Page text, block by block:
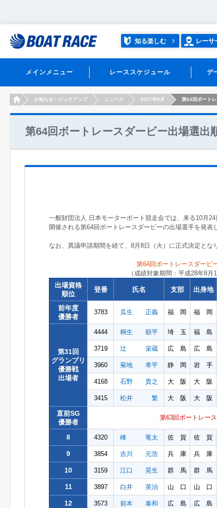
知る楽しむ レーサ
メインメニュー レーススケジュール デ
HOMEお知らせ：ピックアップ ニュース 2017年8月 第64回ボート
第64回ボートレースダービー出場選出
一般財団法人 日本モーターボート競走会では、来る10月
開催される第64回ボートレースダービーの出場選手を発表
なお、異議申請期間を経て、8月8日（火）に正式決定とな
第64回ボートレースダービ
（成績対象期間：平成28年8
出場資格
順位
登番 氏名 支部 出身地
前年度
優勝者
3783 瓜生 正義 福 岡 福 岡
第31回
グランプリ
優勝戦
出場者
4444 桐生 順平 埼 玉 福 島
3719 辻 栄蔵 広 島 広 島
3960 菊地 孝平 静 岡 岩 手
4168 石野 貴之 大 阪 大 阪
3415 松井 繁 大 阪 大 阪
直前SG
優勝者
第63回ボートレー
8 4320 峰 竜太 佐 賀 佐 賀
9 3854 吉川 元浩 兵 庫 兵 庫
10 3159 江口 晃生 群 馬 群 馬
11 3897 白井 英治 山 口 山 口
12 3573 前本 泰和 広 島 広 島